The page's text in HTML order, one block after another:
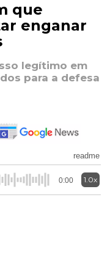
que
enganar
legítimo em
para a defesa
readme
0:00 1.0x